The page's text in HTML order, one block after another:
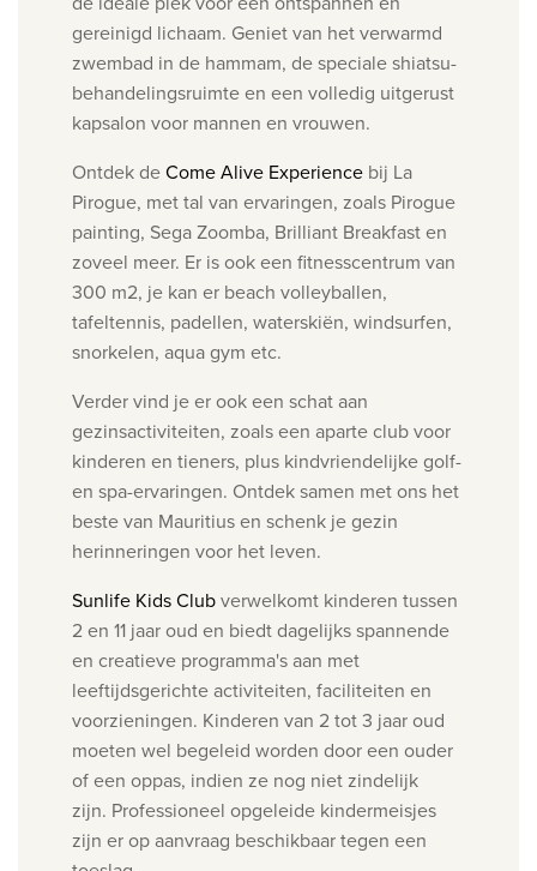
gereinigd lichaam. Geniet van het verwarmd
zwembad in de hammam, de speciale shiatsu-
behandelingsruimte en een volledig uitgerust
kapsalon voor mannen en vrouwen.
Ontdek deCome Alive Experience bij La
Pirogue, met tal van ervaringen, zoals Pirogue
painting, Sega Zoomba, Brilliant Breakfast en
zoveel meer. Er is ook een fitnesscentrum van
300 m2, je kan er beach volleyballen,
tafeltennis, padellen, waterskiën, windsurfen,
snorkelen, aqua gym etc.
Verder vind je er ook een schat aan
gezinsactiviteiten, zoals een aparte club voor
kinderen en tieners, plus kindvriendelijke golf-
en spa-ervaringen. Ontdek samen met ons het
beste van Mauritius en schenk je gezin
herinneringen voor het leven.
Sunlife Kids Clubverwelkomt kinderen tussen
2 en 11 jaar oud en biedt dagelijks spannende
en creatieve programma's aan met
leeftijdsgerichte activiteiten, faciliteiten en
voorzieningen. Kinderen van 2 tot 3 jaar oud
moeten wel begeleid worden door een ouder
of een oppas, indien ze nog niet zindelijk
zijn. Professioneel opgeleide kindermeisjes
zijn er op aanvraag beschikbaar tegen een